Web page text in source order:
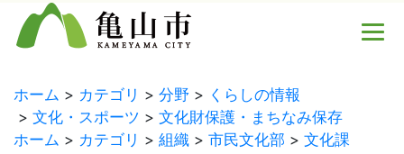
ホーム カテゴリ 分野
くらしの情報
文化・スポーツ
文化財保護・まちなみ保存
ホーム
カテゴリ 組織 市民文化部
文化課